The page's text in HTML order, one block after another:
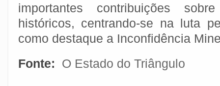
importantes contribuições
históricos, centrando-se na luta
como destaque a Inconfidência
Fonte:
O Estado do Triângulo